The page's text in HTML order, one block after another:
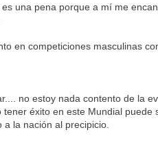
una pena porque a mí me
en competiciones masculinas
no estoy nada contento de la
éxito en este Mundial puede
la nación al precipicio.